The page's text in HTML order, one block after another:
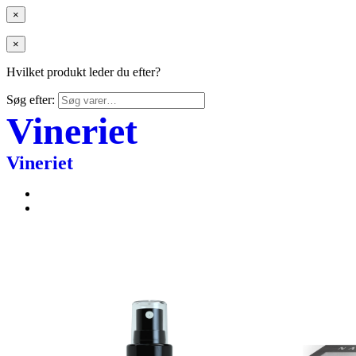
×
×
Hvilket produkt leder du efter?
Søg efter:
Vineriet
Vineriet